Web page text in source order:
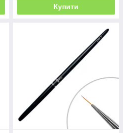
Купити